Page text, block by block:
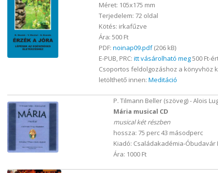
Méret: 105x175 mm
Terjedelem: 72 oldal
Kötés: irkafűzve
Ára: 500 Ft
PDF: noinap09.pdf(206 kB)
E-PUB, PRC: itt vásárolható meg500 Ft-
Csoportos feldolgozáshoz a könyvhöz
letölthető innen: Meditáció
P. Tilmann Beller (szöveg) - Alois
Mária musical CD
musical két részben
hossza: 75 perc 43 másodperc
Kiadó: Családakadémia-Óbudavár
Ára: 1000 Ft